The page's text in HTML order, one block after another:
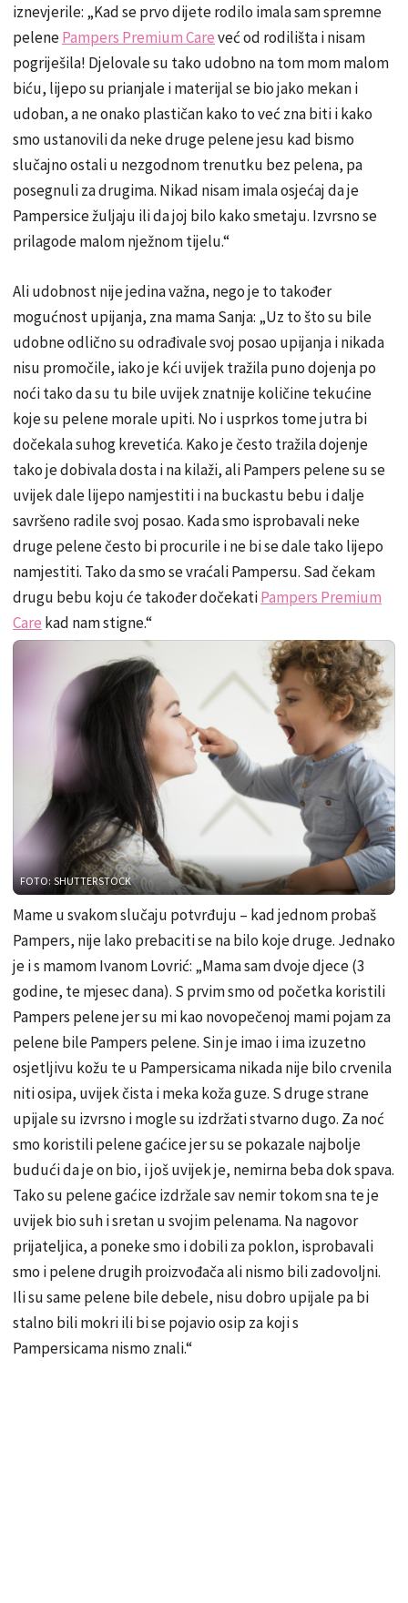
iznevjerile: „Kad se prvo dijete rodilo imala sam spremne
pelenePampers Premium Careveć od rodilišta i nisam
pogriješila! Djelovale su tako udobno na tom mom malom
biću, lijepo su prianjale i materijal se bio jako mekan i
udoban, a ne onako plastičan kako to već zna biti i kako
smo ustanovili da neke druge pelene jesu kad bismo
slučajno ostali u nezgodnom trenutku bez pelena, pa
posegnuli za drugima. Nikad nisam imala osjećaj da je
Pampersice žuljaju ili da joj bilo kako smetaju. Izvrsno se
prilagode malom nježnom tijelu.“
Ali udobnost nije jedina važna, nego je to također
mogućnost upijanja, zna mama Sanja: „Uz to što su bile
udobne odlično su odrađivale svoj posao upijanja i nikada
nisu promočile, iako je kći uvijek tražila puno dojenja po
noći tako da su tu bile uvijek znatnije količine tekućine
koje su pelene morale upiti. No i usprkos tome jutra bi
dočekala suhog krevetića. Kako je često tražila dojenje
tako je dobivala dosta i na kilaži, ali Pampers pelene su se
uvijek dale lijepo namjestiti i na buckastu bebu i dalje
savršeno radile svoj posao. Kada smo isprobavali neke
druge pelene često bi procurile i ne bi se dale tako lijepo
namjestiti. Tako da smo se vraćali Pampersu. Sad čekam
drugu bebu koju će također dočekatiPampers Premium
Care kad nam stigne.“
FOTO: SHUTTERSTOCK
Mame u svakom slučaju potvrđuju – kad jednom probaš
Pampers, nije lako prebaciti se na bilo koje druge. Jednako
je i s mamom Ivanom Lovrić: „Mama sam dvoje djece (3
godine, te mjesec dana). S prvim smo od početka koristili
Pampers pelene jer su mi kao novopečenoj mami pojam za
pelene bile Pampers pelene. Sin je imao i ima izuzetno
osjetljivu kožu te u Pampersicama nikada nije bilo crvenila
niti osipa, uvijek čista i meka koža guze. S druge strane
upijale su izvrsno i mogle su izdržati stvarno dugo. Za noć
smo koristili pelene gaćice jer su se pokazale najbolje
budući da je on bio, i još uvijek je, nemirna beba dok spava.
Tako su pelene gaćice izdržale sav nemir tokom sna te je
uvijek bio suh i sretan u svojim pelenama. Na nagovor
prijateljica, a poneke smo i dobili za poklon, isprobavali
smo i pelene drugih proizvođača ali nismo bili zadovoljni.
Ili su same pelene bile debele, nisu dobro upijale pa bi
stalno bili mokri ili bi se pojavio osip za koji s
Pampersicama nismo znali.“